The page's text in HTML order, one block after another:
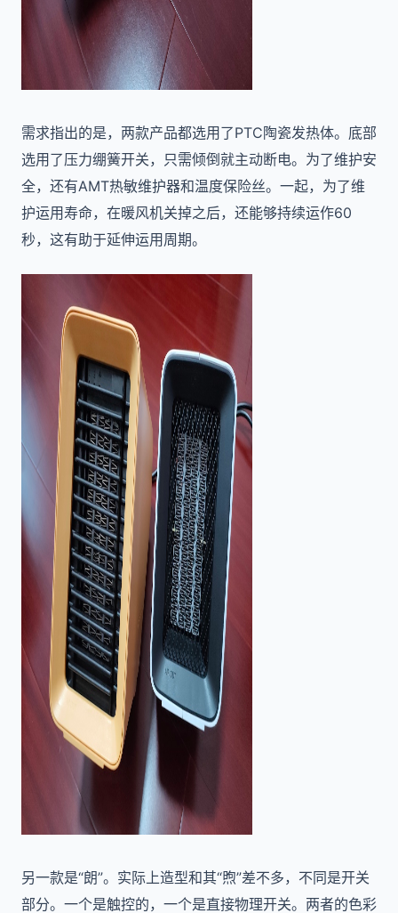
需求指出的是，两款产品都选用了PTC陶瓷发热体。底部
选用了压力绷簧开关，只需倾倒就主动断电。为了维护安
全，还有AMT热敏维护器和温度保险丝。一起，为了维
护运用寿命，在暖风机关掉之后，还能够持续运作60
秒，这有助于延伸运用周期。
另一款是“朗”。实际上造型和其“煦”差不多，不同是开关
部分。一个是触控的，一个是直接物理开关。两者的色彩